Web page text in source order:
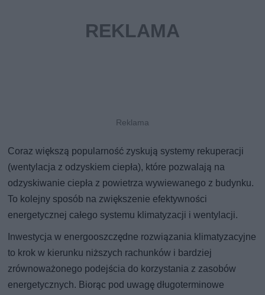
Coraz większą popularność zyskują systemy rekuperacji
(wentylacja z odzyskiem ciepła), które pozwalają na
odzyskiwanie ciepła z powietrza wywiewanego z budynku.
To kolejny sposób na zwiększenie efektywności
energetycznej całego systemu klimatyzacji i wentylacji.
Inwestycja w energooszczędne rozwiązania klimatyzacyjne
to krok w kierunku niższych rachunków i bardziej
zrównoważonego podejścia do korzystania z zasobów
energetycznych. Biorąc pod uwagę długoterminowe